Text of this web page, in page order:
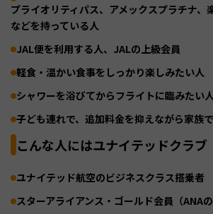
プライオリティパス、アメックスプラチナ、
などを持っている人
JAL便を利用する人、JALの上級会員
軽食・温かい食事をしっかり楽しみたい人
シャワーを浴びてからフライトに臨みたい
子ども連れで、追加料金を抑えながら家族
こんな人にはユナイテッドクラブ
ユナイテッド航空のビジネスクラス搭乗者
スターアライアンス・ゴールド会員（ANAの